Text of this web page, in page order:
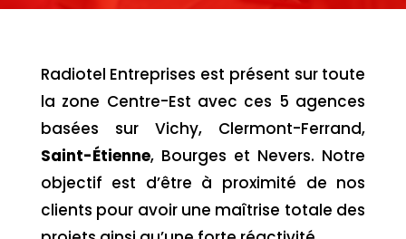
Radiotel Entreprises est présent sur toute
la zone Centre-Est avec ces 5 agences
basées sur Vichy, Clermont-Ferrand,
Saint-Étienne, Bourges et Nevers. Notre
objectif est d’être à proximité de nos
clients pour avoir une maîtrise totale des